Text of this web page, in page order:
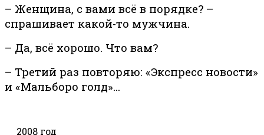
– Женщина, с вами всё в порядке? –
спрашивает какой-то мужчина.
– Да, всё хорошо. Что вам?
– Третий раз повторяю: «Экспресс новости»
и «Мальборо голд»…
2008 год